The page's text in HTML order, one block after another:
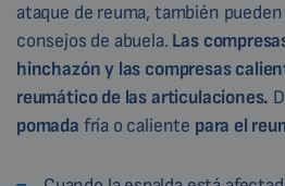
ataque de reuma, también
consejos de abuela. Las
hinchazón y las compresas
reumático de las articulaciones.
pomada fría o caliente para el